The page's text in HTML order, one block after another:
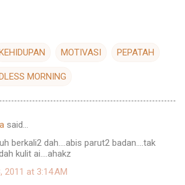
MOTIVASI PEPATAH
MORNING
said…
berkali2 dah....abis parut2 badan....tak
kulit ai....ahakz
2011 at 3:14 AM